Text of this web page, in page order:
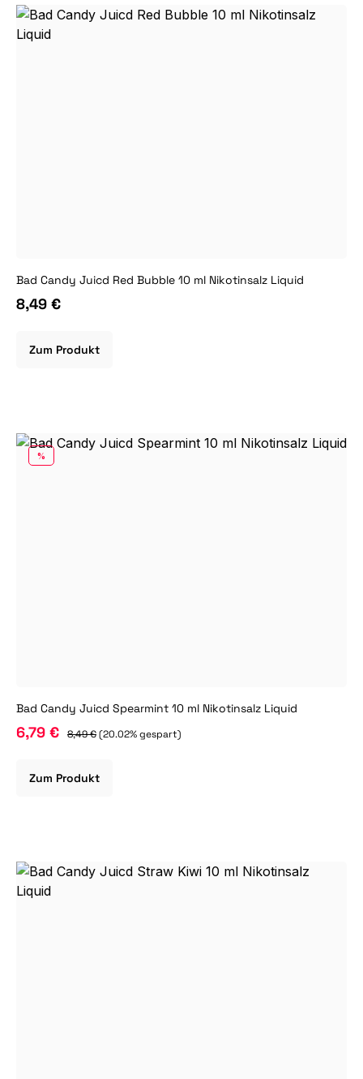
Bad Candy Juicd Red Bubble 10 ml Nikotinsalz Liquid
8,49 €
Zum Produkt
RABATT
%
Bad Candy Juicd Spearmint 10 ml Nikotinsalz Liquid
6,79 € 8,49 €(20.02% gespart)
Zum Produkt